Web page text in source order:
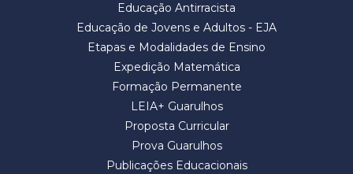
Educação Antirracista
Educação de Jovens e Adultos - EJA
Etapas e Modalidades de Ensino
Expedição Matemática
Formação Permanente
LEIA+ Guarulhos
Proposta Curricular
Prova Guarulhos
Publicações Educacionais